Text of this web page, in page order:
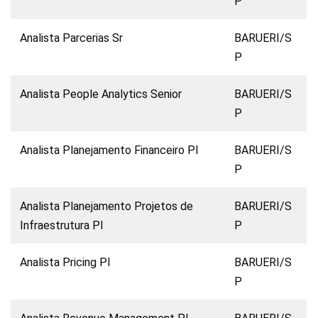
Analista Parcerias Sr
BARUERI/S
P
Analista People Analytics Senior
BARUERI/S
P
Analista Planejamento Financeiro Pl
BARUERI/S
P
Analista Planejamento Projetos de
Infraestrutura Pl
BARUERI/S
P
Analista Pricing Pl
BARUERI/S
P